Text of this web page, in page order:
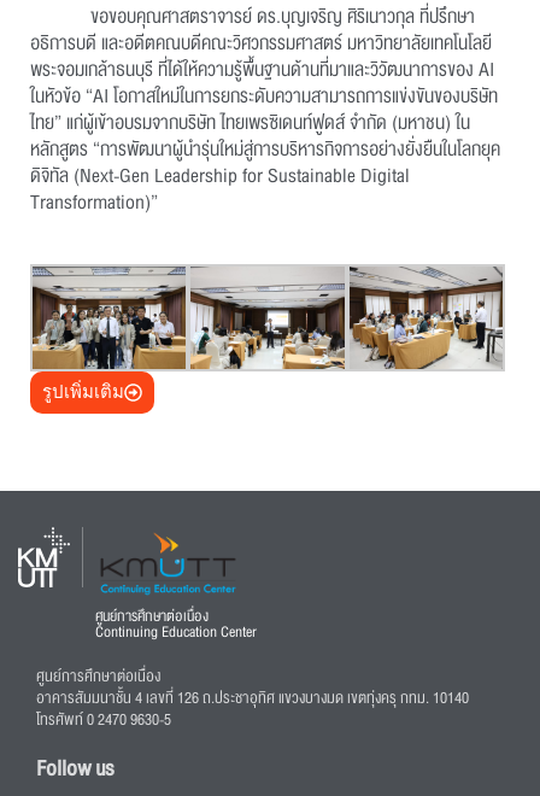
ขอขอบคุณศาสตราจารย์ ดร.บุญเจริญ ศิริเนาวกุล ที่ปรึกษา
อธิการบดี และอดีตคณบดีคณะวิศวกรรมศาสตร์ มหาวิทยาลัยเทคโนโลยี
พระจอมเกล้าธนบุรี ที่ได้ให้ความรู้พื้นฐานด้านที่มาและวิวัฒนาการของ AI
ในหัวข้อ “AI โอกาสใหม่ในการยกระดับความสามารถการแข่งขันของบริษัท
ไทย” แก่ผู้เข้าอบรมจากบริษัท ไทยเพรซิเดนท์ฟูดส์ จำกัด (มหาชน) ใน
หลักสูตร “การพัฒนาผู้นำรุ่นใหม่สู่การบริหารกิจการอย่างยั่งยืนในโลกยุค
ดิจิทัล (Next-Gen Leadership for Sustainable Digital
Transformation)”
รูปเพิ่มเติม
ศูนย์การศึกษาต่อเนื่อง
Continuing Education Center
ศูนย์การศึกษาต่อเนื่อง
อาคารสัมมนาชั้น 4 เลขที่ 126 ถ.ประชาอุทิศ แขวงบางมด เขตทุ่งครุ กทม. 10140
โทรศัพท์ 0 2470 9630-5
Follow us